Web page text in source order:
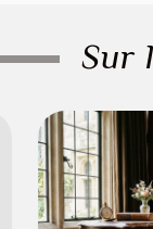
Sur